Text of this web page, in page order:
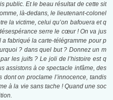
public. Et le beau résultat de cette sit
là-dedans, le lieutenant-colonel
la victime, celui qu’on bafouera et q
serre le cœur ! On va jus
a fabriqué la carte-télégramme pour p
? dans quel but ? Donnez un m
les juifs ? Le joli de l’histoire est q
assistons à ce spectacle infâme, des
on proclame l’innocence, tandis
à la vie sans tache ! Quand une soc